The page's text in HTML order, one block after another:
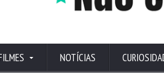
NOTÍCIAS